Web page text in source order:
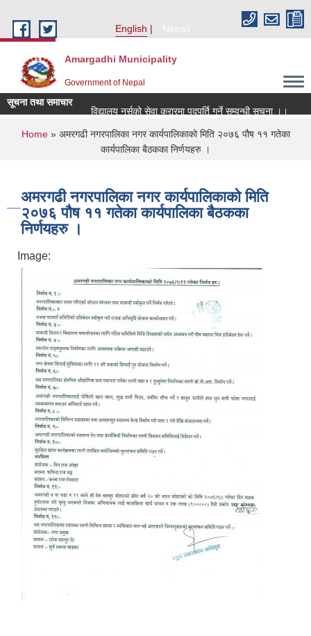
English
Nepali
Amargadhi Municipality
Government of Nepal
सूचना तथा समाचार
विद्यालय नर्सको सेवा करारमा पदपूर्ति गर्ने सम्वन्धी सूचना ।।
You are here
Home» अमरगढी नगरपालिका नगर कार्यपालिकाको मिति २०७६ पौष ११ गतेका
कार्यपालिका बैठकका निर्णयहरु ।
अमरगढी नगरपालिका नगर कार्यपालिकाको मिति
२०७६ पौष ११ गतेका कार्यपालिका बैठकका
निर्णयहरु ।
Image: